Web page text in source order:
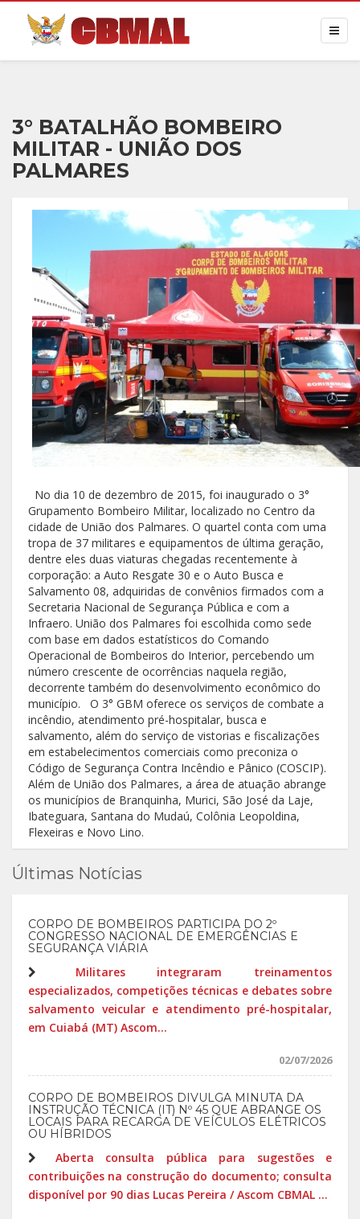
3° BATALHÃO BOMBEIRO
MILITAR - UNIÃO DOS
PALMARES
No dia 10 de dezembro de 2015, foi inaugurado o 3°
Grupamento Bombeiro Militar, localizado no Centro da
cidade de União dos Palmares. O quartel conta com uma
tropa de 37 militares e equipamentos de última geração,
dentre eles duas viaturas chegadas recentemente à
corporação: a Auto Resgate 30 e o Auto Busca e
Salvamento 08, adquiridas de convênios firmados com a
Secretaria Nacional de Segurança Pública e com a
Infraero. União dos Palmares foi escolhida como sede
com base em dados estatísticos do Comando
Operacional de Bombeiros do Interior, percebendo um
número crescente de ocorrências naquela região,
decorrente também do desenvolvimento econômico do
município. O 3° GBM oferece os serviços de combate a
incêndio, atendimento pré-hospitalar, busca e
salvamento, além do serviço de vistorias e fiscalizações
em estabelecimentos comerciais como preconiza o
Código de Segurança Contra Incêndio e Pânico (COSCIP).
Além de União dos Palmares, a área de atuação abrange
os municípios de Branquinha, Murici, São José da Laje,
Ibateguara, Santana do Mudaú, Colônia Leopoldina,
Flexeiras e Novo Lino.
Últimas Notícias
CORPO DE BOMBEIROS PARTICIPA DO 2º
CONGRESSO NACIONAL DE EMERGÊNCIAS E
SEGURANÇA VIÁRIA
Militares integraram treinamentos
especializados, competições técnicas e debates sobre
salvamento veicular e atendimento pré-hospitalar,
em Cuiabá (MT) Ascom...
02/07/2026
CORPO DE BOMBEIROS DIVULGA MINUTA DA
INSTRUÇÃO TÉCNICA (IT) Nº 45 QUE ABRANGE OS
LOCAIS PARA RECARGA DE VEÍCULOS ELÉTRICOS
OU HÍBRIDOS
Aberta consulta pública para sugestões e
contribuições na construção do documento; consulta
disponível por 90 dias Lucas Pereira / Ascom CBMAL ...